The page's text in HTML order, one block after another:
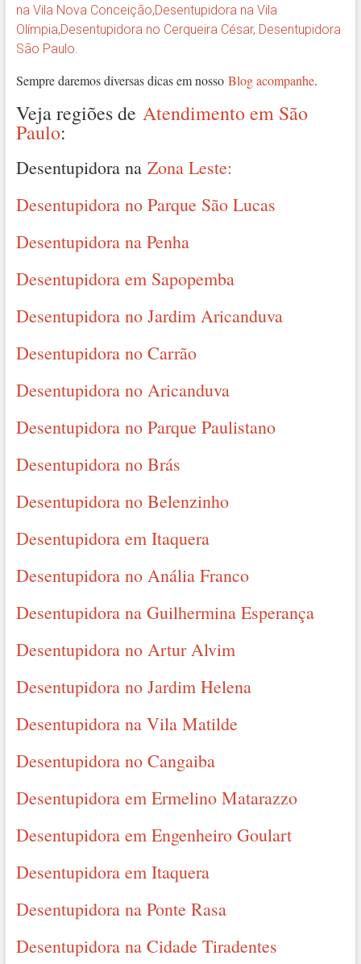
na Vila Nova Conceição,Desentupidora na Vila
Olímpia,Desentupidora no Cerqueira César, Desentupidora
São Paulo.
Sempre daremos diversas dicas em nosso Blog acompanhe.
Veja regiões de Atendimento em São
Paulo:
Desentupidora na Zona Leste:
Desentupidora no Parque São Lucas
Desentupidora na Penha
Desentupidora em Sapopemba
Desentupidora no Jardim Aricanduva
Desentupidora no Carrão
Desentupidora no Aricanduva
Desentupidora no Parque Paulistano
Desentupidora no Brás
Desentupidora no Belenzinho
Desentupidora em Itaquera
Desentupidora no Anália Franco
Desentupidora na Guilhermina Esperança
Desentupidora no Artur Alvim
Desentupidora no Jardim Helena
Desentupidora na Vila Matilde
Desentupidora no Cangaiba
Desentupidora em Ermelino Matarazzo
Desentupidora em Engenheiro Goulart
Desentupidora em Itaquera
Desentupidora na Ponte Rasa
Desentupidora na Cidade Tiradentes